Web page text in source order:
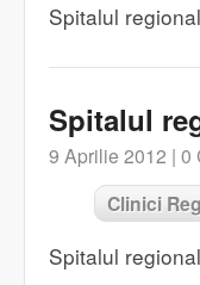
Spitalul
Spitalul
9 Aprilie 2012 | 0
Clinici
Spitalul